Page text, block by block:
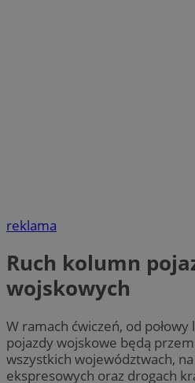
reklama
Ruch kolumn
wojskowych
W ramach ćwiczeń, od
pojazdy wojskowe będą
wszystkich województwach,
ekspresowych oraz drogach